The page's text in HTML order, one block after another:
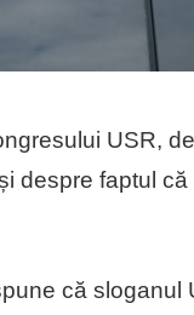
USR,
despre faptul că
că sloganul